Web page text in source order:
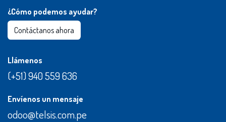
¿Cómo podemos ayudar?
Contáctanos​​ ahora
Llámenos
(+51) 940 559 636
Envíenos un mensaje
odoo@telsis.com.pe